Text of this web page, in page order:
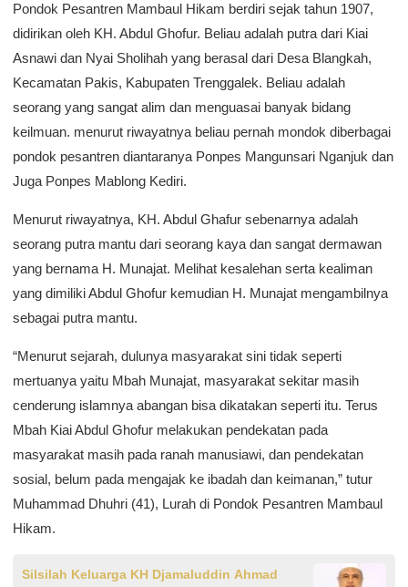
Pondok Pesantren Mambaul Hikam berdiri sejak tahun 1907,
didirikan oleh KH. Abdul Ghofur. Beliau adalah putra dari Kiai
Asnawi dan Nyai Sholihah yang berasal dari Desa Blangkah,
Kecamatan Pakis, Kabupaten Trenggalek. Beliau adalah
seorang yang sangat alim dan menguasai banyak bidang
keilmuan. menurut riwayatnya beliau pernah mondok diberbagai
pondok pesantren diantaranya Ponpes Mangunsari Nganjuk dan
Juga Ponpes Mablong Kediri.
Menurut riwayatnya, KH. Abdul Ghafur sebenarnya adalah
seorang putra mantu dari seorang kaya dan sangat dermawan
yang bernama H. Munajat. Melihat kesalehan serta kealiman
yang dimiliki Abdul Ghofur kemudian H. Munajat mengambilnya
sebagai putra mantu.
“Menurut sejarah, dulunya masyarakat sini tidak seperti
mertuanya yaitu Mbah Munajat, masyarakat sekitar masih
cenderung islamnya abangan bisa dikatakan seperti itu. Terus
Mbah Kiai Abdul Ghofur melakukan pendekatan pada
masyarakat masih pada ranah manusiawi, dan pendekatan
sosial, belum pada mengajak ke ibadah dan keimanan,” tutur
Muhammad Dhuhri (41), Lurah di Pondok Pesantren Mambaul
Hikam.
Silsilah Keluarga KH Djamaluddin Ahmad